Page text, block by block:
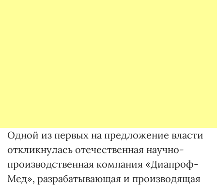
Одной из первых на предложение власти
откликнулась отечественная научно-
производственная компания «Диапроф-
Мед», разрабатывающая и производящая